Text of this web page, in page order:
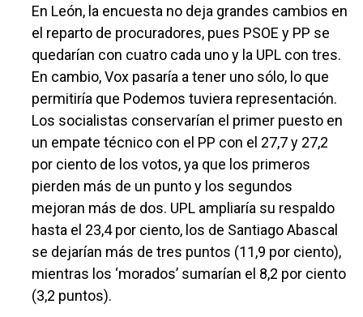
En León, la encuesta no deja grandes cambios en
el reparto de procuradores, pues PSOE y PP se
quedarían con cuatro cada uno y la UPL con tres.
En cambio, Vox pasaría a tener uno sólo, lo que
permitiría que Podemos tuviera representación.
Los socialistas conservarían el primer puesto en
un empate técnico con el PP con el 27,7 y 27,2
por ciento de los votos, ya que los primeros
pierden más de un punto y los segundos
mejoran más de dos. UPL ampliaría su respaldo
hasta el 23,4 por ciento, los de Santiago Abascal
se dejarían más de tres puntos (11,9 por ciento),
mientras los ‘morados’ sumarían el 8,2 por ciento
(3,2 puntos).